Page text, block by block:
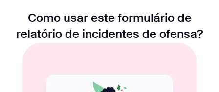
Como usar este formulário de
relatório de incidentes de ofensa?